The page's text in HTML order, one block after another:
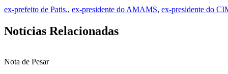
ex-prefeito de Patis., ex-presidente do AMAMS, ex-presidente do
Notícias Relacionadas
Nota de Pesar